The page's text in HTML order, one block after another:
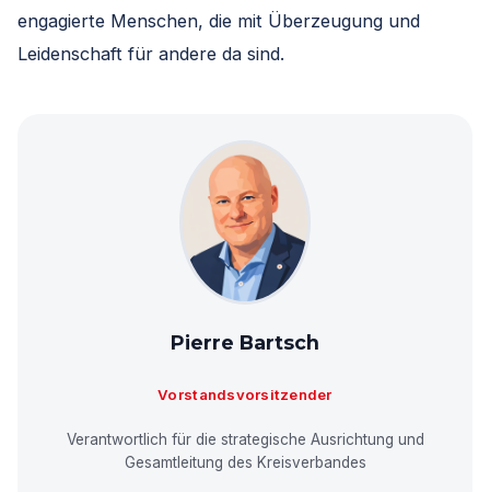
engagierte Menschen, die mit Überzeugung und
Leidenschaft für andere da sind.
Pierre Bartsch
Vorstandsvorsitzender
Verantwortlich für die strategische Ausrichtung und
Gesamtleitung des Kreisverbandes